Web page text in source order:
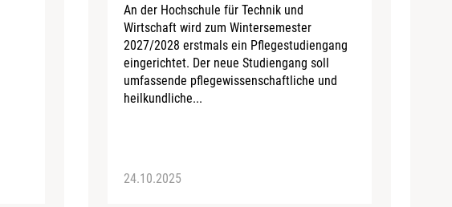
An der Hochschule für Technik und
Wirtschaft wird zum Wintersemester
2027/2028 erstmals ein Pflegestudiengang
eingerichtet. Der neue Studiengang soll
umfassende pflegewissenschaftliche und
heilkundliche...
24.10.2025